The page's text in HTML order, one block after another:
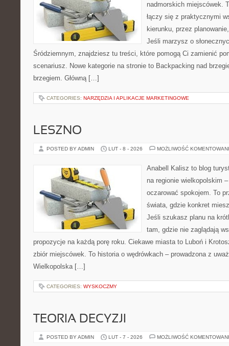
nadmorskich miejscówek.
łączy się z praktycznymi
kierunku, przez
Jeśli marzysz o
Śródziemnym, znajdziesz tu treści, które pomogą Ci zamienić
scenariusz. Nowe kategorie na stronie to Backpacking nad
brzegiem. Główną […]
CATEGORIES: NARZĘDZIA I APLIKACJE MARKETINGOWE
LESZNO
POSTED BY ADMIN LUT - 8 - 2026 MOŻLIWOŚĆ
Anabell Kalisz to blog
na regionie wielkopolskim
oczarować spokojem. To
świata, gdzie konkret
Jeśli szukasz planu na
tam, gdzie nie zaglądają
propozycje na każdą porę roku. Ciekawe miasta to Luboń i
zbiór miejscówek. To historia o wędrówkach – prowadzona z
Wielkopolska […]
CATEGORIES: WYSKOCZMY
TEORIA DECYZJI
POSTED BY ADMIN LUT - 7 - 2026 MOŻLIWOŚĆ